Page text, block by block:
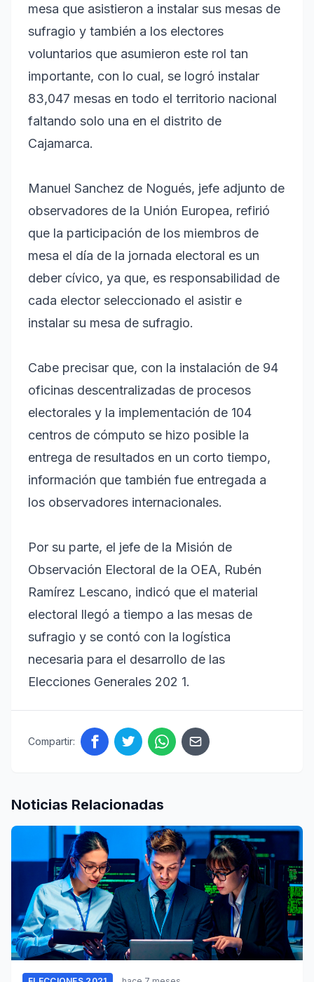
mesa que asistieron a instalar sus mesas de
sufragio y también a los electores
voluntarios que asumieron este rol tan
importante, con lo cual, se logró instalar
83,047 mesas en todo el territorio nacional
faltando solo una en el distrito de
Cajamarca.
Manuel Sanchez de Nogués, jefe adjunto de
observadores de la Unión Europea, refirió
que la participación de los miembros de
mesa el día de la jornada electoral es un
deber cívico, ya que, es responsabilidad de
cada elector seleccionado el asistir e
instalar su mesa de sufragio.
Cabe precisar que, con la instalación de 94
oficinas descentralizadas de procesos
electorales y la implementación de 104
centros de cómputo se hizo posible la
entrega de resultados en un corto tiempo,
información que también fue entregada a
los observadores internacionales.
Por su parte, el jefe de la Misión de
Observación Electoral de la OEA, Rubén
Ramírez Lescano, indicó que el material
electoral llegó a tiempo a las mesas de
sufragio y se contó con la logística
necesaria para el desarrollo de las
Elecciones Generales 202 1.
Compartir:
Noticias Relacionadas